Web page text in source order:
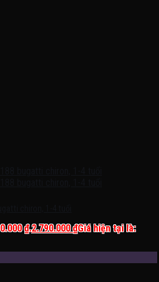
₫.2.790.000₫Giá hiện tại là: